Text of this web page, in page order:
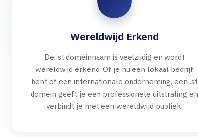
Wereldwijd Erkend
De .st domeinnaam is veelzijdig en wordt
wereldwijd erkend. Of je nu een lokaal bedrijf
bent of een internationale onderneming, een .st
domein geeft je een professionele uitstraling en
verbindt je met een wereldwijd publiek.